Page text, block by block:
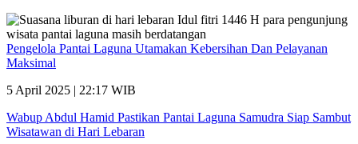
Pengelola Pantai Laguna Utamakan Kebersihan Dan Pelayanan
Maksimal
5 April 2025 | 22:17 WIB
Wabup Abdul Hamid Pastikan Pantai Laguna Samudra Siap Sambut
Wisatawan di Hari Lebaran